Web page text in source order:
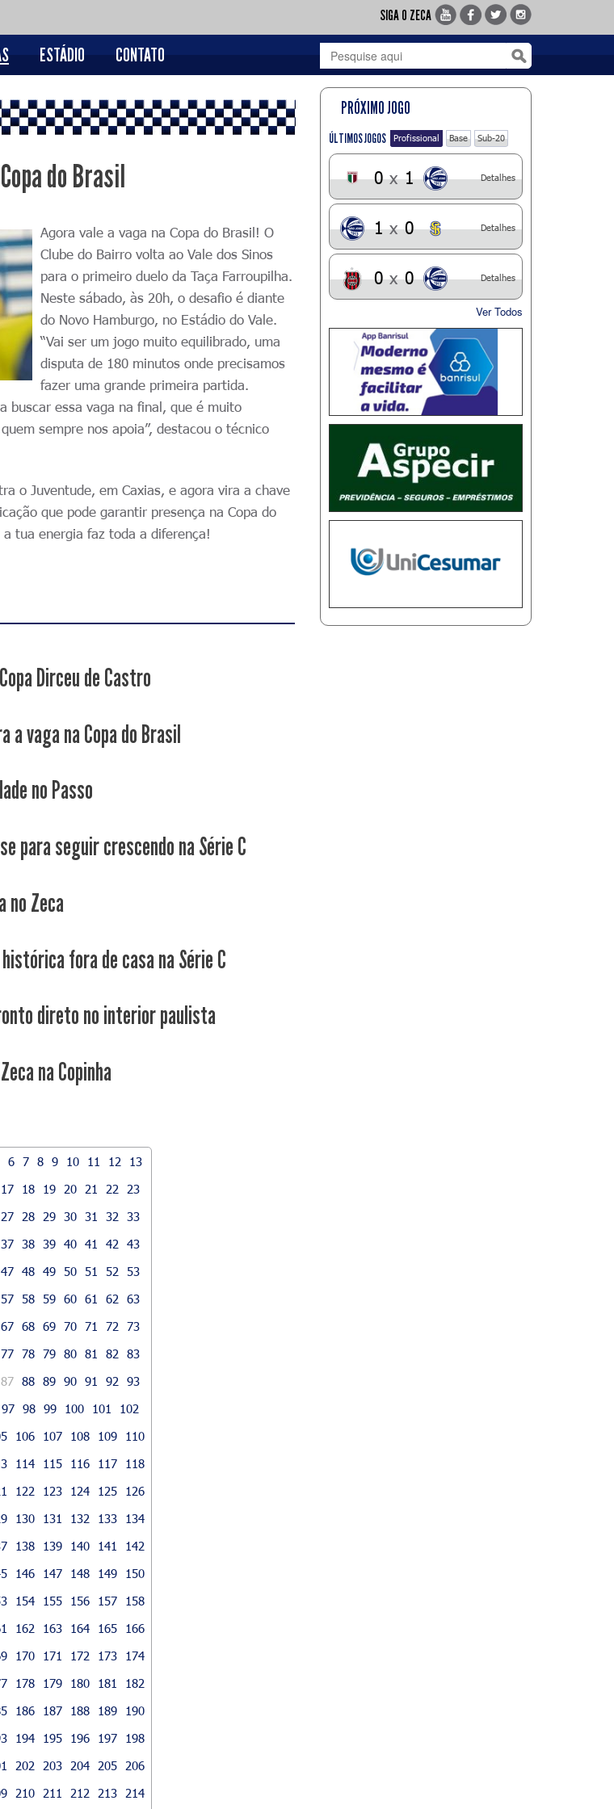
SIGA O ZECA
ESTÁDIO CONTATO
do Brasil
Agora vale a vaga na Copa do Brasil! O
Clube do Bairro volta ao Vale dos Sinos
para o primeiro duelo da Taça Farroupilha.
Neste sábado, às 20h, o desafio é diante
do Novo Hamburgo, no Estádio do Vale.
“Vai ser um jogo muito equilibrado, uma
disputa de 180 minutos onde precisamos
fazer uma grande primeira partida.
buscar essa vaga na final, que é muito
sempre nos apoia”, destacou o técnico
o Juventude, em Caxias, e agora vira a chave
que pode garantir presença na Copa do
tua energia faz toda a diferença!
Dirceu de Castro
a vaga na Copa do Brasil
no Passo
para seguir crescendo na Série C
no Zeca
fora de casa na Série C
direto no interior paulista
na Copinha
6 7 8 9 10 11 12
13
17 18 19 20 21 22
23
27 28 29 30 31 32
33
37 38 39 40 41 42
43
47 48 49 50 51 52
53
57 58 59 60 61 62
63
67 68 69 70 71 72
73
77 78 79 80 81 82
83
87 88 89 90 91 92
93
97 98 99 100 101
102
106 107 108 109
110
114 115 116 117
118
122 123 124 125
126
130 131 132 133
134
138 139 140 141
142
146 147 148 149
150
154 155 156 157
158
162 163 164 165
166
170 171 172 173
174
178 179 180 181
182
186 187 188 189
190
194 195 196 197
198
202 203 204 205
206
210 211 212 213 214
PRÓXIMO JOGO
ÚLTIMOS JOGOS Profissional Base Sub-20
0 x 1 Detalhes
1 x 0 Detalhes
0 x 0 Detalhes
Ver Todos